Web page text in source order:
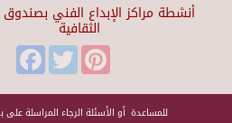
أنشطة مراكز الإبداع الفني بصندوق
الثقافية
FacebookTwitter
للمساعدة أو الأسئلة الرجاء المراسلة على